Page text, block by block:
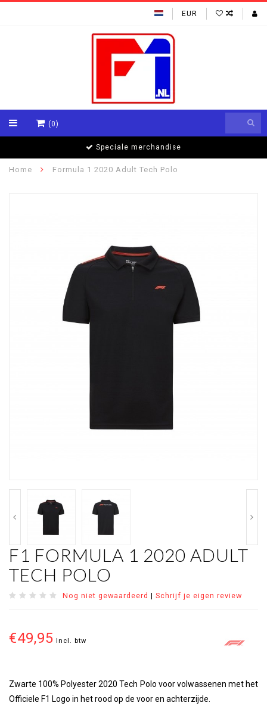
EUR
(0)
Speciale merchandise
Home Formula 1 2020 Adult Tech Polo
F1 FORMULA 1 2020 ADULT
TECH POLO
Nog niet gewaardeerd | Schrijf je eigen review
€49,95 Incl. btw
Zwarte 100% Polyester 2020 Tech Polo voor volwassenen met het
Officiele F1 Logo in het rood op de voor en achterzijde.